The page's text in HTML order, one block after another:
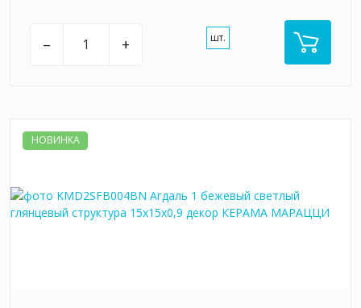
– + шт.
НОВИНКА